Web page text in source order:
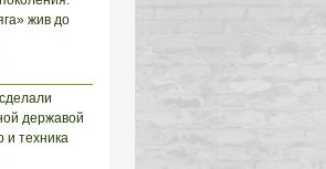
жив до
державой
и техника